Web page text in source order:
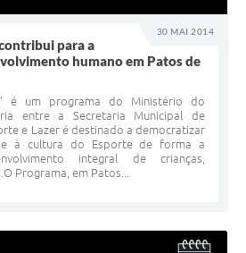
30 MAI 2014
para a
humano em Patos de
é um programa do Ministério do
entre a Secretaria Municipal de
e Lazer é destinado a democratizar
à cultura do Esporte de forma a
integral de crianças,
Programa, em Patos...